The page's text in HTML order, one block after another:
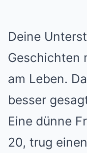
Deine
Geschichten
am Leben.
besser
Eine dünne
20, trug